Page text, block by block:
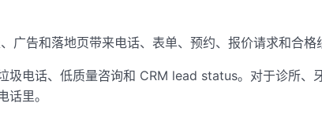
告和落地页带来电话、表单、预约、报价请求和合格
圾电话、低质量咨询和 CRM lead status。对于诊所
里。